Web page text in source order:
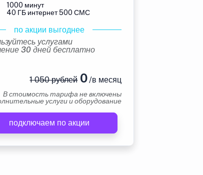
1000 минут
40 ГБ интернет 500 СМС
по акции выгоднее
услугами
30 дней бесплатно
1 050 рублей0/в месяц
В стоимость тарифа не включены
услуги и оборудование
подключаем по акции